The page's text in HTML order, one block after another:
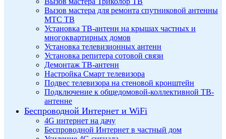
Вызов мастера для ремонта спутниковой антенны
МТС ТВ
Установка ТВ-антенн на крышах частных и
многоквартирных домов
Установка телевизионных антенн
Установка репитера сотовой связи
Демонтаж ТВ-антенн
Настройка Смарт телевизора
Подвес телевизора на стеновой кронштейн
Подключение к общедомовой-коллективной ТВ-
антенне
Беспроводной Интернет и WiFi
4G интернет на дачу
Беспроводной Интернет в частный дом